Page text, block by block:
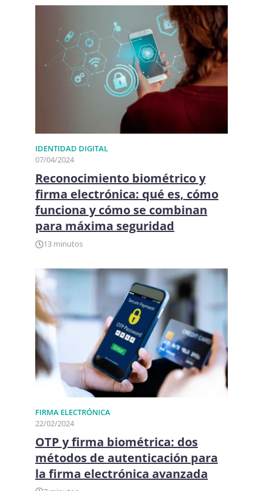
IDENTIDAD DIGITAL​
07/04/2024
Reconocimiento biométrico y
firma electrónica: qué es, cómo
funciona y cómo se combinan
para máxima seguridad
13 minutos
FIRMA ELECTRÓNICA​
22/02/2024
OTP y firma biométrica: dos
métodos de autenticación para
la firma electrónica avanzada